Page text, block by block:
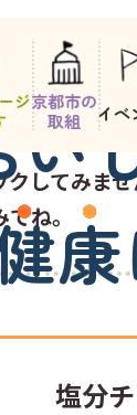
ジ京都市の
取組
イベ
京を
い
康
してみま
ね。
塩分